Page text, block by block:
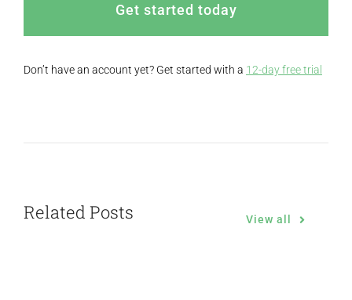
Get started today
Don’t have an account yet? Get started with a 12-day free trial
Related Posts View all